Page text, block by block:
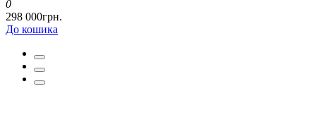
0
298 000грн.
До кошика